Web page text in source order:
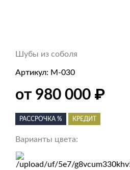
Шубы из соболя
Артикул: М-030
от 980 000 ₽
РАССРОЧКА % КРЕДИТ
Варианты цвета: